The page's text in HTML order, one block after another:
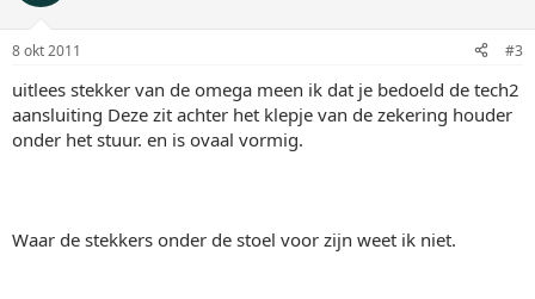
8 okt 2011 #3
uitlees stekker van de omega meen ik dat je bedoeld de tech2
aansluiting Deze zit achter het klepje van de zekering houder
onder het stuur. en is ovaal vormig.
Waar de stekkers onder de stoel voor zijn weet ik niet.